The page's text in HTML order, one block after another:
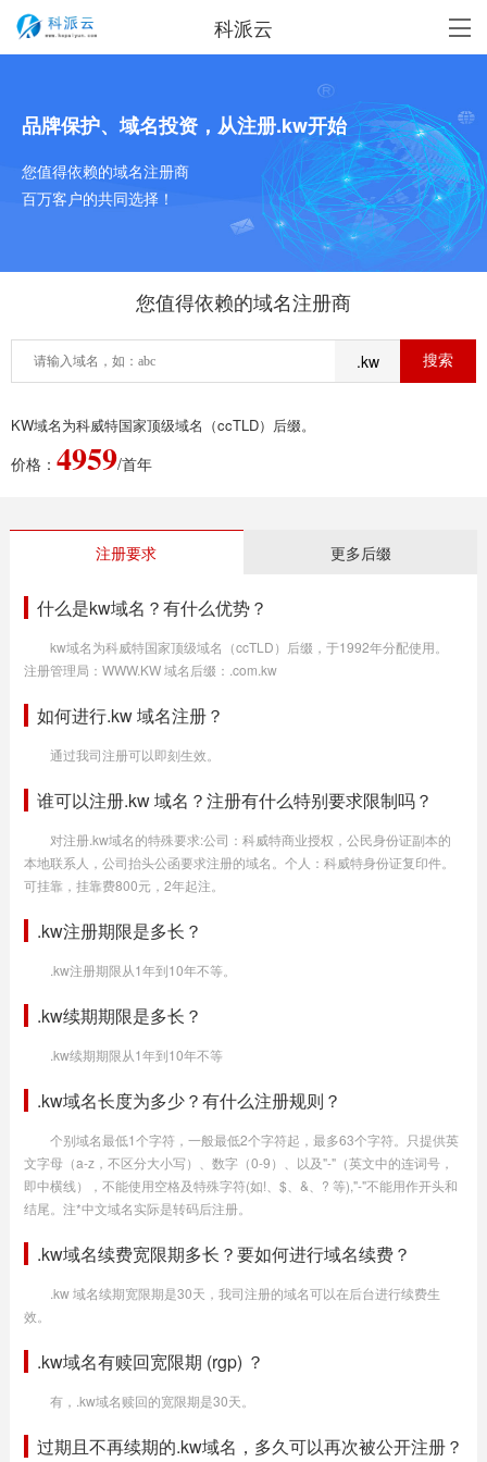
科派云
品牌保护、域名投资，从注册.kw开始
您值得依赖的域名注册商
百万客户的共同选择！
您值得依赖的域名注册商
.kw
KW域名为科威特国家顶级域名（ccTLD）后缀。
价格： 4959/首年
注册要求 更多后缀
什么是kw域名？有什么优势？
kw域名为科威特国家顶级域名（ccTLD）后缀，于1992年分配使用。
注册管理局：WWW.KW 域名后缀：.com.kw
如何进行.kw 域名注册？
通过我司注册可以即刻生效。
谁可以注册.kw 域名？注册有什么特别要求限制吗？
对注册.kw域名的特殊要求:公司：科威特商业授权，公民身份证副本的
本地联系人，公司抬头公函要求注册的域名。个人：科威特身份证复印件。
可挂靠，挂靠费800元，2年起注。
.kw注册期限是多长？
.kw注册期限从1年到10年不等。
.kw续期期限是多长？
.kw续期期限从1年到10年不等
.kw域名长度为多少？有什么注册规则？
个别域名最低1个字符，一般最低2个字符起，最多63个字符。只提供英
文字母（a-z，不区分大小写）、数字（0-9）、以及"-"（英文中的连词号，
即中横线），不能使用空格及特殊字符(如!、$、&、? 等),"-"不能用作开头和
结尾。注*中文域名实际是转码后注册。
.kw域名续费宽限期多长？要如何进行域名续费？
.kw 域名续期宽限期是30天，我司注册的域名可以在后台进行续费生
效。
.kw域名有赎回宽限期 (rgp) ？
有，.kw域名赎回的宽限期是30天。
过期且不再续期的.kw域名，多久可以再次被公开注册？